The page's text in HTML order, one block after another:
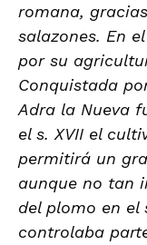
romana,
salazones. En
por su
Conquistada
Adra la Nueva
el s. XVII el
permitirá un
aunque no tan
del plomo en el
controlaba